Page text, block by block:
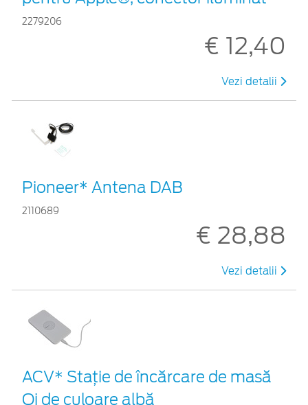
2279206
€ 12,40
Vezi detalii
Pioneer* Antena DAB
2110689
€ 28,88
Vezi detalii
ACV* Stație de încărcare de masă
Qi de culoare albă